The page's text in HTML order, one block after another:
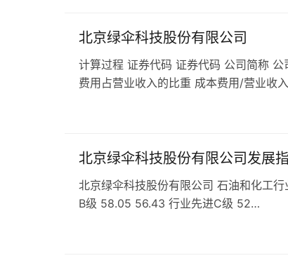
北京绿伞科技股份有限公司
计算过程 证券代码 证券代码 公司简称
费用占营业收入的比重 成本费用/营业收
北京绿伞科技股份有限公司发展
北京绿伞科技股份有限公司 石油和化工
B级 58.05 56.43 行业先进C级 52…